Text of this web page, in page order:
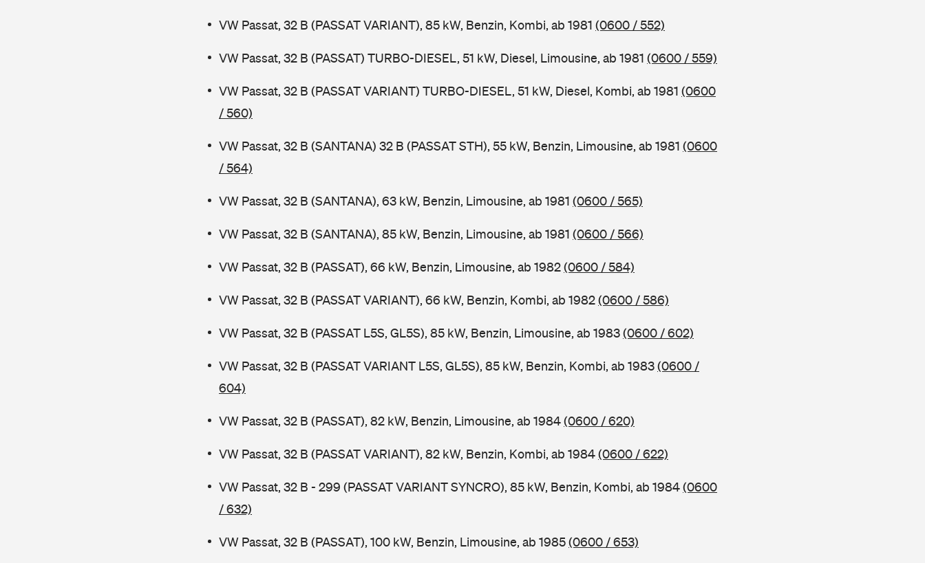
VW Passat, 32 B (PASSAT VARIANT), 85 kW, Benzin, Kombi, ab 1981 (0600 / 552)
VW Passat, 32 B (PASSAT) TURBO-DIESEL, 51 kW, Diesel, Limousine, ab 1981 (0600 / 559)
VW Passat, 32 B (PASSAT VARIANT) TURBO-DIESEL, 51 kW, Diesel, Kombi, ab 1981 (0600
/ 560)
VW Passat, 32 B (SANTANA) 32 B (PASSAT STH), 55 kW, Benzin, Limousine, ab 1981 (0600
/ 564)
VW Passat, 32 B (SANTANA), 63 kW, Benzin, Limousine, ab 1981 (0600 / 565)
VW Passat, 32 B (SANTANA), 85 kW, Benzin, Limousine, ab 1981 (0600 / 566)
VW Passat, 32 B (PASSAT), 66 kW, Benzin, Limousine, ab 1982(0600 / 584)
VW Passat, 32 B (PASSAT VARIANT), 66 kW, Benzin, Kombi, ab 1982(0600 / 586)
VW Passat, 32 B (PASSAT L5S, GL5S), 85 kW, Benzin, Limousine, ab 1983(0600 / 602)
VW Passat, 32 B (PASSAT VARIANT L5S, GL5S), 85 kW, Benzin, Kombi, ab 1983(0600 /
604)
VW Passat, 32 B (PASSAT), 82 kW, Benzin, Limousine, ab 1984(0600 / 620)
VW Passat, 32 B (PASSAT VARIANT), 82 kW, Benzin, Kombi, ab 1984(0600 / 622)
VW Passat, 32 B - 299 (PASSAT VARIANT SYNCRO), 85 kW, Benzin, Kombi, ab 1984(0600
/ 632)
VW Passat, 32 B (PASSAT), 100 kW, Benzin, Limousine, ab 1985(0600 / 653)